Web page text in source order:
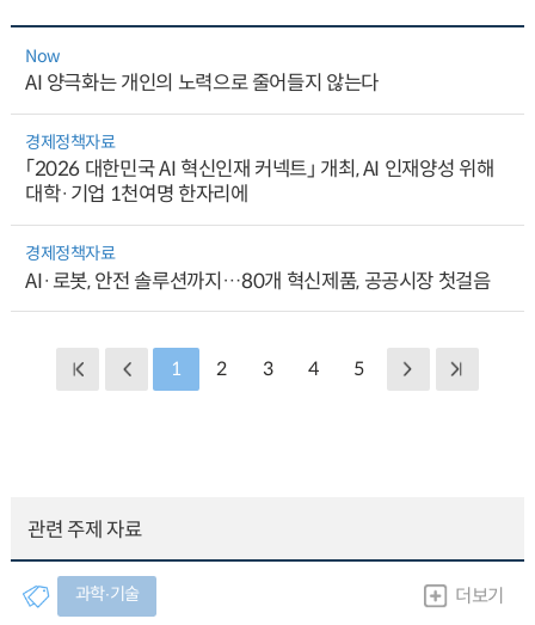
Now
AI 양극화는 개인의 노력으로 줄어들지 않는다
경제정책자료
「2026 대한민국 AI 혁신인재 커넥트」 개최, AI 인재양성 위해
대학·기업 1천여명 한자리에
경제정책자료
AI·로봇, 안전 솔루션까지…80개 혁신제품, 공공시장 첫걸음
1 2 3 4 5
관련 주제 자료
과학∙기술 더보기